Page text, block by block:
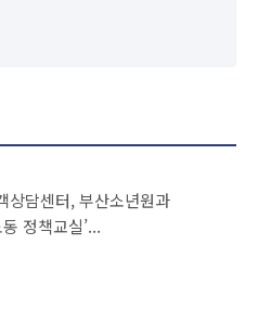
상담센터, 부산소년원과
정책교실’...